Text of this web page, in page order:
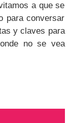
a que se
para conversar
y claves para
no se vea